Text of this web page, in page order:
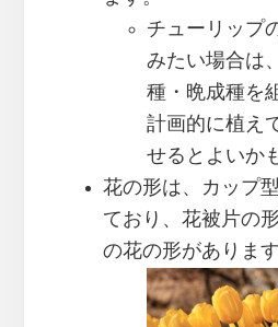
チューリップ
みたい場合は
種・晩成種を
計画的に植え
せるとよいか
花の形は、カップ
ており、花被片の
の花の形があります